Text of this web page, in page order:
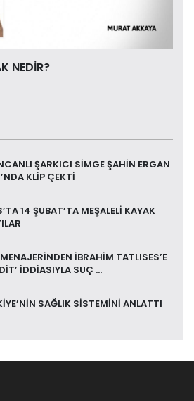
NEDİR?
ŞARKICI SİMGE ŞAHİN ERGAN
KLİP ÇEKTİ
14 ŞUBAT’TA MEŞALELİ KAYAK
İBRAHİM TATLISES’E
İDDİASIYLA SUÇ ...
SAĞLIK SİSTEMİNİ ANLATTI